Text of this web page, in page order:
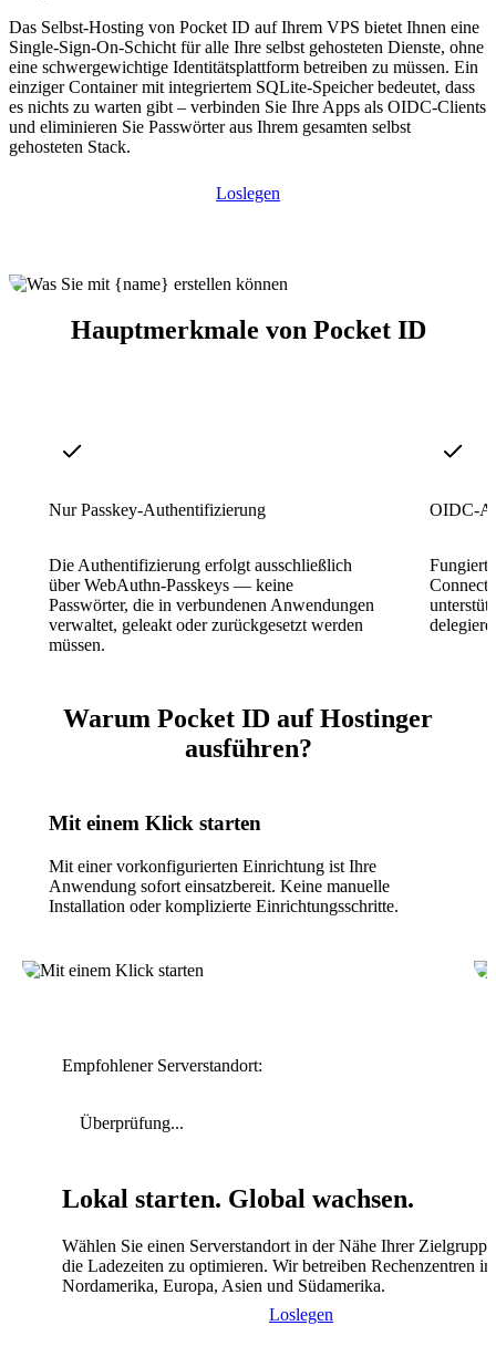
Das Selbst-Hosting von Pocket ID auf Ihrem VPS bietet Ihnen eine
Single-Sign-On-Schicht für alle Ihre selbst gehosteten Dienste, ohne
eine schwergewichtige Identitätsplattform betreiben zu müssen. Ein
einziger Container mit integriertem SQLite-Speicher bedeutet, dass
es nichts zu warten gibt – verbinden Sie Ihre Apps als OIDC-Clients
und eliminieren Sie Passwörter aus Ihrem gesamten selbst
gehosteten Stack.
Loslegen
Hauptmerkmale von Pocket ID
Nur Passkey-Authentifizierung
Die Authentifizierung erfolgt ausschließlich
über WebAuthn-Passkeys — keine
Passwörter, die in verbundenen Anwendungen
verwaltet, geleakt oder zurückgesetzt werden
müssen.
OIDC-
Fungiert
Warum Pocket ID auf Hostinger
ausführen?
Mit einem Klick starten
Mit einer vorkonfigurierten Einrichtung ist Ihre
Anwendung sofort einsatzbereit. Keine manuelle
Installation oder komplizierte Einrichtungsschritte.
Empfohlener Serverstandort:
Überprüfung...
Lokal starten. Global wachsen.
Wählen Sie einen Serverstandort in der Nähe Ihrer
die Ladezeiten zu optimieren. Wir betreiben Rechenzentren in
Nordamerika, Europa, Asien und Südamerika.
Loslegen